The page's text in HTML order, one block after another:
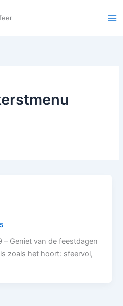
– Geniet van de feestdagen
zoals het hoort: sfeervol,